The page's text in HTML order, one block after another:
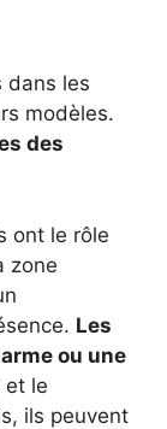
dans les
modèles.
des
ont le rôle
zone
Les
ou une
et le
ils peuvent